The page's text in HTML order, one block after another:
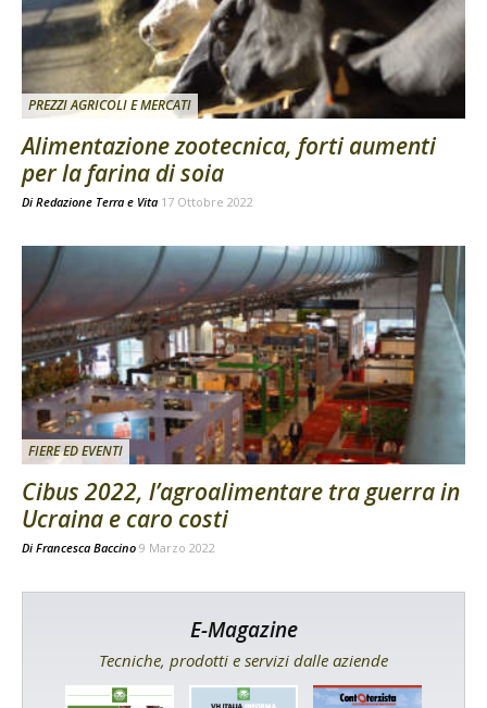
PREZZI AGRICOLI E MERCATI
Alimentazione zootecnica, forti aumenti
per la farina di soia
Di Redazione Terra e Vita 17 Ottobre 2022
FIERE ED EVENTI
Cibus 2022, l’agroalimentare tra guerra in
Ucraina e caro costi
Di Francesca Baccino 9 Marzo 2022
E-Magazine
Tecniche, prodotti e servizi dalle aziende